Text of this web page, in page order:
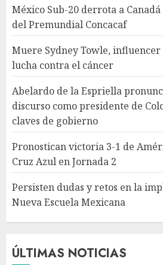
México Sub-20 derrota a
del Premundial Concacaf
Muere Sydney Towle,
lucha contra el cáncer
Abelardo de la Espriella
discurso como presidente de
claves de gobierno
Pronostican victoria 3-1 de
Cruz Azul en Jornada 2
Persisten dudas y retos en la
Nueva Escuela Mexicana
ÚLTIMAS NOTICIAS
4
América
Azul en
AGOSTO 8,
5
Persisten
Escuela
AGOSTO 8,
1
México
Canadá y
AGOSTO 8,